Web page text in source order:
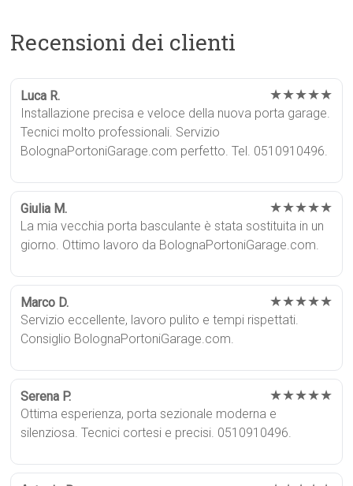
Recensioni dei clienti
Luca R. ★★★★★
Installazione precisa e veloce della nuova porta garage.
Tecnici molto professionali. Servizio
BolognaPortoniGarage.com perfetto. Tel. 0510910496.
Giulia M. ★★★★★
La mia vecchia porta basculante è stata sostituita in un
giorno. Ottimo lavoro da BolognaPortoniGarage.com.
Marco D. ★★★★★
Servizio eccellente, lavoro pulito e tempi rispettati.
Consiglio BolognaPortoniGarage.com.
Serena P. ★★★★★
Ottima esperienza, porta sezionale moderna e
silenziosa. Tecnici cortesi e precisi. 0510910496.